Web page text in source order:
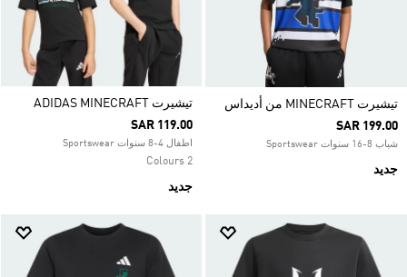
تيشيرت MINECRAFT من أديداس
SAR 199.00
شباب 8-16 سنوات Sportswear
جديد
تيشيرت ADIDAS MINECRAFT
SAR 119.00
اطفال 4-8 سنوات Sportswear
2 Colours
جديد